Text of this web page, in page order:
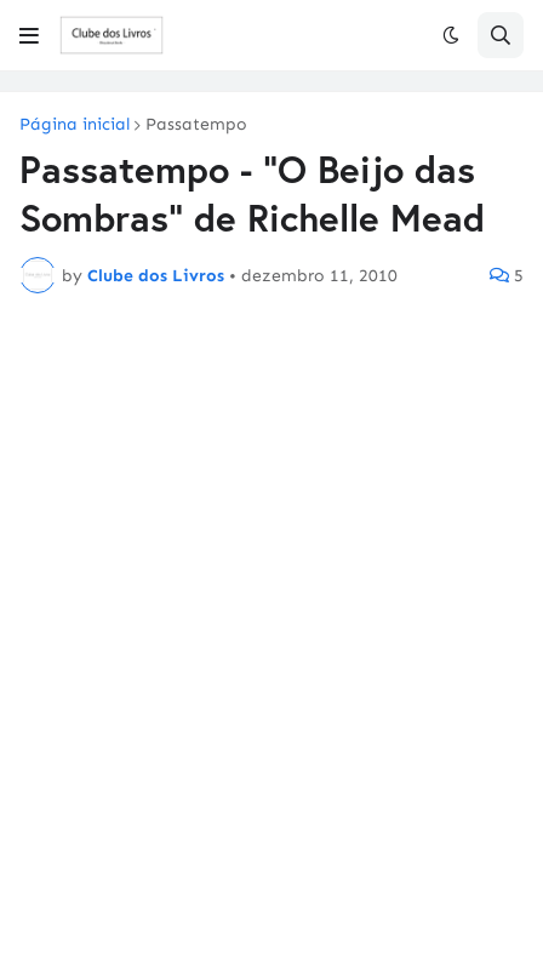
Página inicial Passatempo
Passatempo - "O Beijo das
Sombras" de Richelle Mead
by Clube dos Livros • dezembro 11, 2010 5